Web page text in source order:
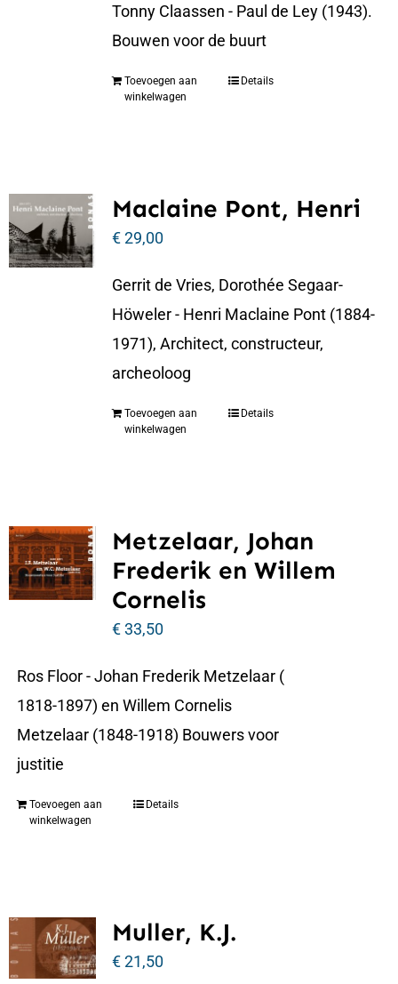
Tonny Claassen - Paul de Ley (1943).
Bouwen voor de buurt
Toevoegen aan
winkelwagen
Details
Maclaine Pont, Henri
€29,00
Gerrit de Vries, Dorothée Segaar-
Höweler - Henri Maclaine Pont (1884-
1971), Architect, constructeur,
archeoloog
Toevoegen aan
winkelwagen
Details
Metzelaar, Johan
Frederik en Willem
Cornelis
€33,50
Ros Floor - Johan Frederik Metzelaar (
1818-1897) en Willem Cornelis
Metzelaar (1848-1918) Bouwers voor
justitie
Toevoegen aan
winkelwagen
Details
Muller, K.J.
€21,50